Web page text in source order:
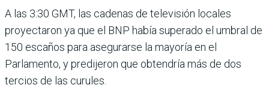
A las 3:30 GMT, las cadenas de televisión locales
proyectaron ya que el BNP había superado el umbral de
150 escaños para asegurarse la mayoría en el
Parlamento, y predijeron que obtendría más de dos
tercios de las curules.